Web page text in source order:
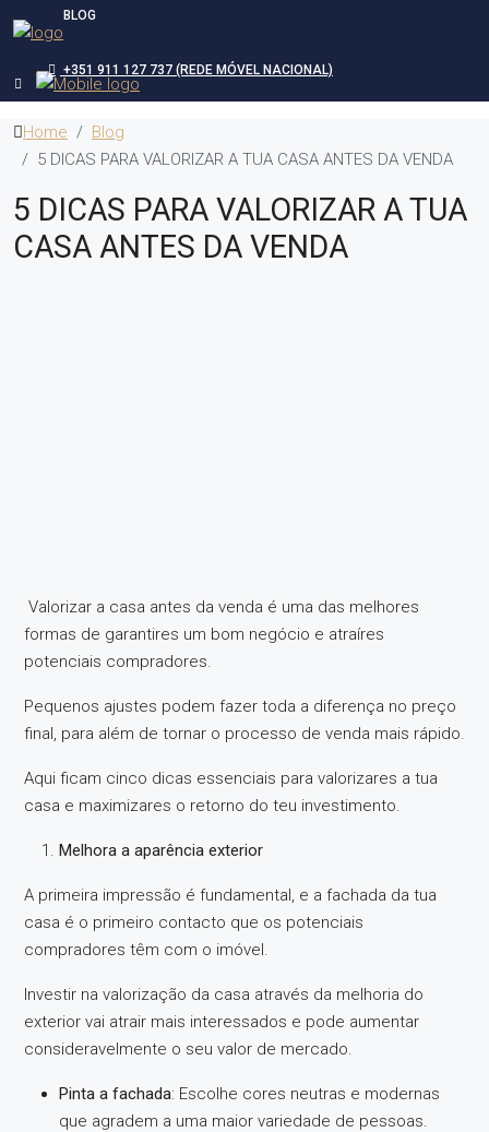
BLOG
+351 911 127 737 (REDE MÓVEL NACIONAL)
Home
Blog
5 DICAS PARA VALORIZAR A TUA CASA ANTES DA VENDA
5 DICAS PARA VALORIZAR A TUA
CASA ANTES DA VENDA
Valorizar a casa antes da venda é uma das melhores
formas de garantires um bom negócio e atraíres
potenciais compradores.
Pequenos ajustes podem fazer toda a diferença no preço
final, para além de tornar o processo de venda mais rápido.
Aqui ficam cinco dicas essenciais para valorizares a tua
casa e maximizares o retorno do teu investimento.
Melhora a aparência exterior
A primeira impressão é fundamental, e a fachada da tua
casa é o primeiro contacto que os potenciais
compradores têm com o imóvel.
Investir na valorização da casa através da melhoria do
exterior vai atrair mais interessados e pode aumentar
consideravelmente o seu valor de mercado.
Pinta a fachada: Escolhe cores neutras e modernas
que agradem a uma maior variedade de pessoas.